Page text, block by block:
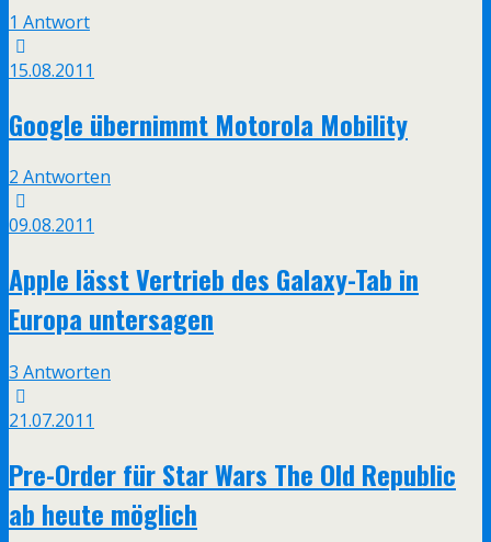
1 Antwort
15.08.2011
Google übernimmt Motorola Mobility
2 Antworten
09.08.2011
Apple lässt Vertrieb des Galaxy-Tab in
Europa untersagen
3 Antworten
21.07.2011
Pre-Order für Star Wars The Old Republic
ab heute möglich